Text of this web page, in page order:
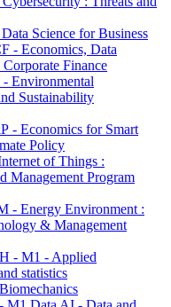
Science for Business
- Economics, Data
Finance
Environmental
Sustainability
- Economics for Smart
Policy
of Things :
Management Program
- Energy Environment :
& Management
- M1 - Applied
statistics